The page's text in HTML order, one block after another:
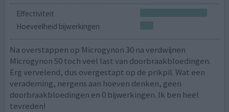
Effectiviteit
Hoeveelheid bijwerkingen
Na overstappen op Microgynon 30 na verdwijnen
Microgynon 50 toch veel last van doorbraakbloedingen.
Erg vervelend, dus overgestapt op de prikpil. Wat een
verademing, nergens aan hoeven denken, geen
doorbraakbloedingen en 0 bijwerkingen. Ik ben heel
tevreden!